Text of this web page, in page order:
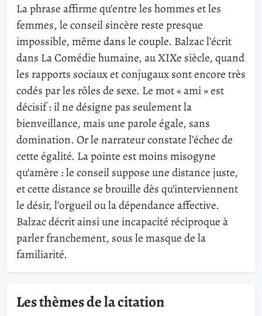
La phrase affirme qu’entre les hommes et les
femmes, le conseil sincère reste presque
impossible, même dans le couple. Balzac l’écrit
dans La Comédie humaine, au XIXe siècle, quand
les rapports sociaux et conjugaux sont encore très
codés par les rôles de sexe. Le mot « ami » est
décisif : il ne désigne pas seulement la
bienveillance, mais une parole égale, sans
domination. Or le narrateur constate l’échec de
cette égalité. La pointe est moins misogyne
qu’amère : le conseil suppose une distance juste,
et cette distance se brouille dès qu’interviennent
le désir, l’orgueil ou la dépendance affective.
Balzac décrit ainsi une incapacité réciproque à
parler franchement, sous le masque de la
familiarité.
Les thèmes de la citation